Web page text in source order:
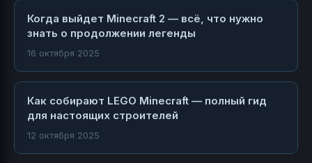
Когда выйдет Minecraft 2 — всё, что нужно
знать о продолжении легенды
16 октября 2025
Как собирают LEGO Minecraft — полный гид
для настоящих строителей
12 октября 2025